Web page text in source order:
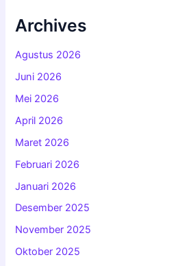
Archives
Agustus 2026
Juni 2026
Mei 2026
April 2026
Maret 2026
Februari 2026
Januari 2026
Desember 2025
November 2025
Oktober 2025